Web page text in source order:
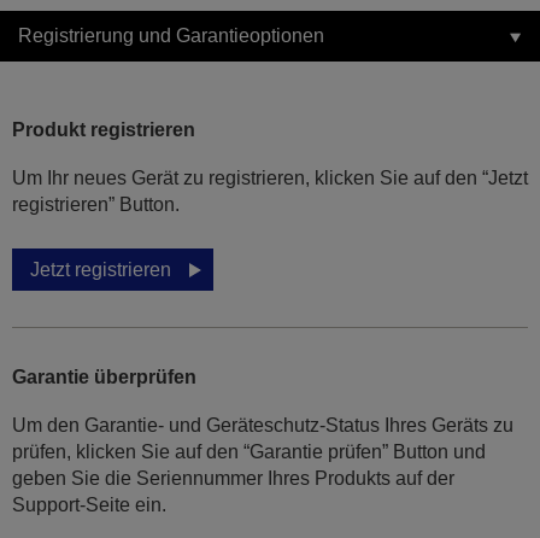
Registrierung und Garantieoptionen
Produkt registrieren
Um Ihr neues Gerät zu registrieren, klicken Sie auf den “Jetzt
registrieren” Button.
Jetzt registrieren
Garantie überprüfen
Um den Garantie- und Geräteschutz-Status Ihres Geräts zu
prüfen, klicken Sie auf den “Garantie prüfen” Button und
geben Sie die Seriennummer Ihres Produkts auf der
Support-Seite ein.